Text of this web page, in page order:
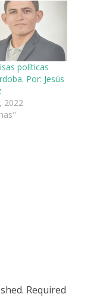
políticas
Por: Jesús
2022
Required